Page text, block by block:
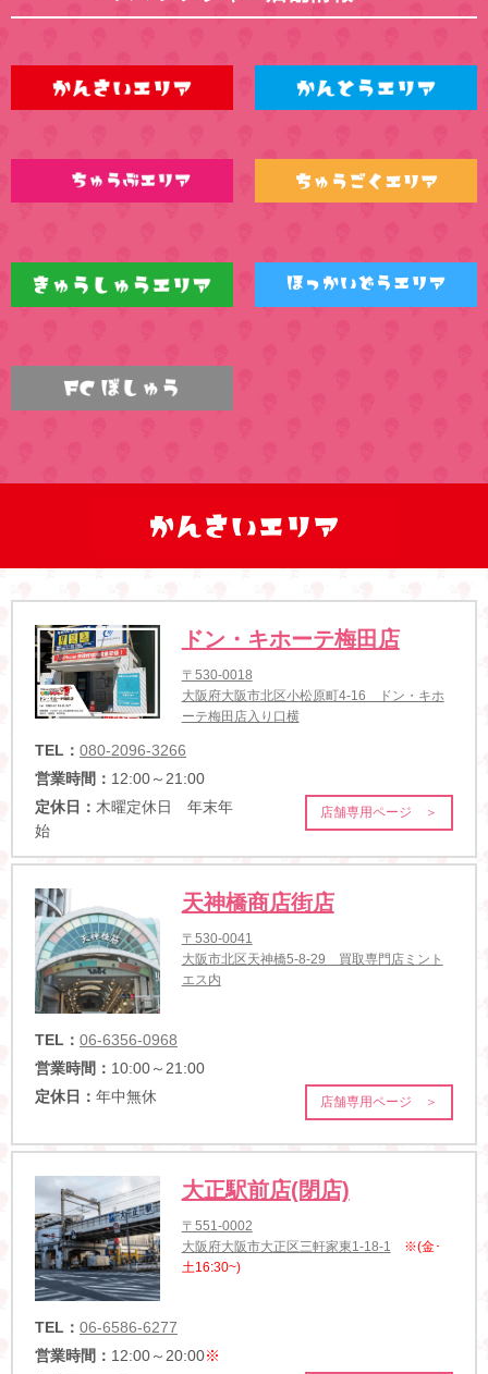
ドン・キホーテ梅田店
〒530-0018
大阪府大阪市北区小松原町4-16 ドン・キホ
ーテ梅田店入り口横
TEL： 080-2096-3266
営業時間： 12:00～21:00
定休日： 木曜定休日 年末年
始
店舗専用ページ ＞
天神橋商店街店
〒530-0041
大阪市北区天神橋5-8-29 買取専門店ミント
エス内
TEL： 06-6356-0968
営業時間： 10:00～21:00
定休日： 年中無休 店舗専用ページ ＞
大正駅前店(閉店)
〒551-0002
大阪府大阪市大正区三軒家東1-18-1
※(金･
土16:30~)
TEL： 06-6586-6277
営業時間： 12:00～20:00※